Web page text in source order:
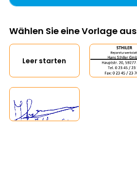
Wählen Sie eine Vorlage aus
Leer starten